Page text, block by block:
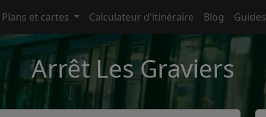
Plans et cartes Calculateur d'itinéraire Blog Guides
Arrêt Les Graviers